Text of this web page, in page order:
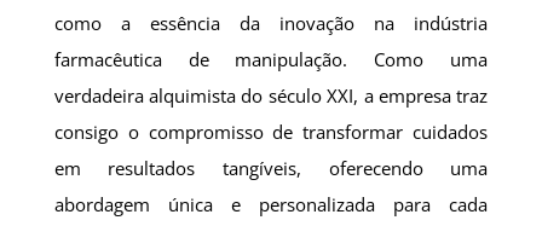
como a essência da inovação na indústria
farmacêutica de manipulação. Como uma
verdadeira alquimista do século XXI, a empresa traz
consigo o compromisso de transformar cuidados
em resultados tangíveis, oferecendo uma
abordagem única e personalizada para cada